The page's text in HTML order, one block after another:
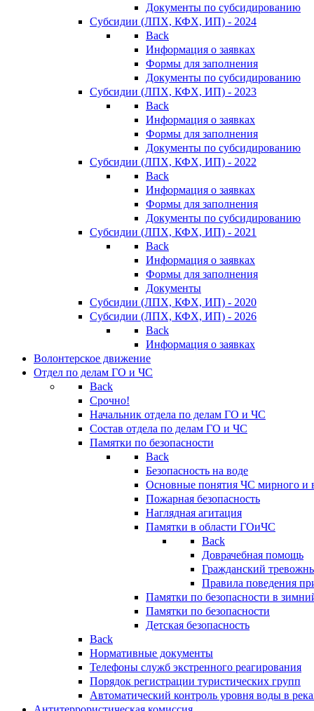
Документы по субсидированию
Субсидии (ЛПХ, КФХ, ИП) - 2024
Back
Информация о заявках
Формы для заполнения
Документы по субсидированию
Субсидии (ЛПХ, КФХ, ИП) - 2023
Back
Информация о заявках
Формы для заполнения
Документы по субсидированию
Субсидии (ЛПХ, КФХ, ИП) - 2022
Back
Информация о заявках
Формы для заполнения
Документы по субсидированию
Субсидии (ЛПХ, КФХ, ИП) - 2021
Back
Информация о заявках
Формы для заполнения
Документы
Субсидии (ЛПХ, КФХ, ИП) - 2020
Субсидии (ЛПХ, КФХ, ИП) - 2026
Back
Информация о заявках
Волонтерское движение
Отдел по делам ГО и ЧС
Back
Срочно!
Начальник отдела по делам ГО и ЧС
Состав отдела по делам ГО и ЧС
Памятки по безопасности
Back
Безопасность на воде
Основные понятия ЧС мирного и
Пожарная безопасность
Наглядная агитация
Памятки в области ГОиЧС
Back
Доврачебная помощь
Гражданский
Правила поведения
Памятки по безопасности в
Памятки по безопасности
Детская безопасность
Back
Нормативные документы
Телефоны служб экстренного реагирования
Порядок регистрации туристических групп
Автоматический контроль уровня воды в